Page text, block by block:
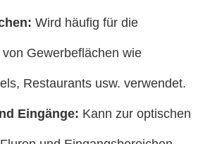
Wird häufig für die
Gewerbeflächen wie
Restaurants usw. verwendet.
Eingänge: Kann zur optischen